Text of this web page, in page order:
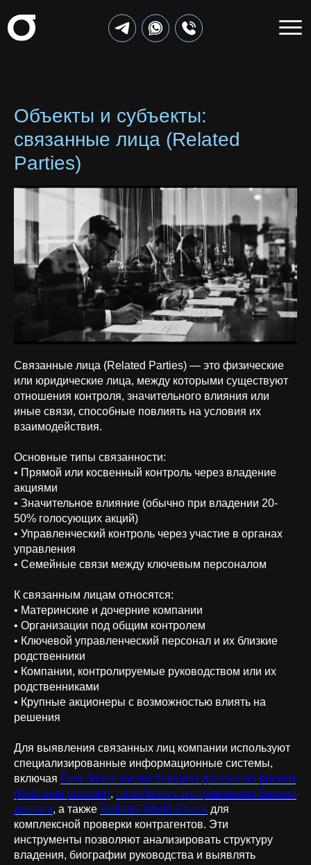
Объекты и субъекты:
cвязанные лица (Related
Parties)
Связанные лица (Related Parties) — это физические
или юридические лица, между которыми существуют
отношения контроля, значительного влияния или
иные связи, способные повлиять на условия их
взаимодействия.
Основные типы связанности:
• Прямой или косвенный контроль через владение
акциями
• Значительное влияние (обычно при владении 20-
50% голосующих акций)
• Управленческий контроль через участие в органах
управления
• Семейные связи между ключевым персоналом
К связанным лицам относятся:
• Материнские и дочерние компании
• Организации под общим контролем
• Ключевой управленческий персонал и их близкие
родственники
• Компании, контролируемые руководством или их
родственниками
• Крупные акционеры с возможностью влиять на
решения
Для выявления связанных лиц компании используют
специализированные информационные системы,
включая Dow Jones как поставщика данных по рискам
(Risk data provider), LexisNexis с их правовыми базами
данных, а также Refinitiv World-Check для
комплексной проверки контрагентов. Эти
инструменты позволяют анализировать структуру
владения, биографии руководства и выявлять